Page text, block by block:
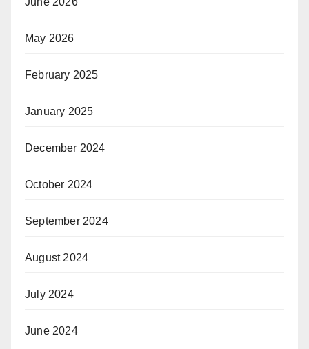
May 2026
February 2025
January 2025
December 2024
October 2024
September 2024
August 2024
July 2024
June 2024